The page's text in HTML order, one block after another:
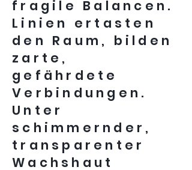
fragile Balancen.
Linien ertasten
den Raum, bilden
zarte,
gefährdete
Verbindungen.
Unter
schimmernder,
transparenter
Wachshaut